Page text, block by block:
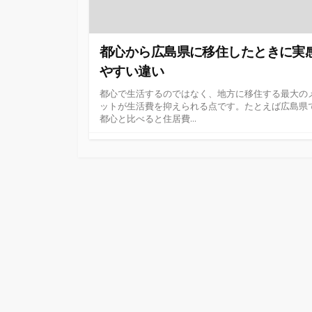
都心から広島県に移住したときに実
やすい違い
都心で生活するのではなく、地方に移住する最大の
ットが生活費を抑えられる点です。たとえば広島県
都心と比べると住居費...